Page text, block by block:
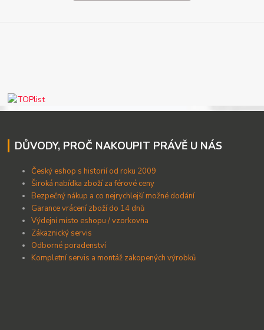
DŮVODY, PROČ NAKOUPIT PRÁVĚ U NÁS
Český eshop s historií od roku 2009
Široká nabídka zboží za férové ceny
Bezpečný nákup a co nejrychlejší možné dodání
Garance vrácení zboží do 14 dnů
Výdejní místo eshopu / vzorkovna
Zákaznický servis
Odborné poradenství
Kompletní servis a montáž zakopených výrobků